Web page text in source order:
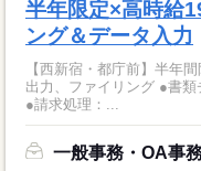
半年限定×高時給
ング＆データ入力
【西新宿・都庁前】半年
出力、ファイリング ●書類
●請求処理：...
一般事務・OA事